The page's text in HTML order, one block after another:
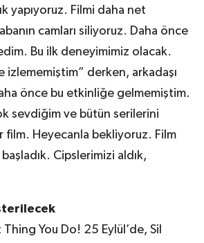
yapıyoruz. Filmi daha net
camları siliyoruz. Daha önce
Bu ilk deneyimimiz olacak.
izlememiştim” derken, arkadaşı
önce bu etkinliğe gelmemiştim.
sevdiğim ve bütün serilerini
film. Heyecanla bekliyoruz. Film
Cipslerimizi aldık,
Thing You Do! 25 Eylül’de, Sil